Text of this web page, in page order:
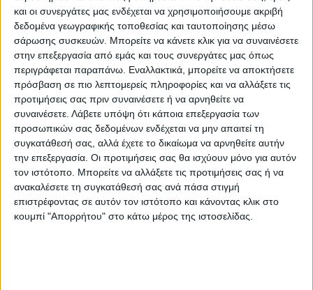
και οι συνεργάτες μας ενδέχεται να χρησιμοποιήσουμε ακριβή
δεδομένα γεωγραφικής τοποθεσίας και ταυτοποίησης μέσω
σάρωσης συσκευών. Μπορείτε να κάνετε κλικ για να συναινέσετε
στην επεξεργασία από εμάς και τους συνεργάτες μας όπως
περιγράφεται παραπάνω. Εναλλακτικά, μπορείτε να αποκτήσετε
πρόσβαση σε πιο λεπτομερείς πληροφορίες και να αλλάξετε τις
προτιμήσεις σας πριν συναινέσετε ή να αρνηθείτε να
συναινέσετε. Λάβετε υπόψη ότι κάποια επεξεργασία των
προσωπικών σας δεδομένων ενδέχεται να μην απαιτεί τη
συγκατάθεσή σας, αλλά έχετε το δικαίωμα να αρνηθείτε αυτήν
την επεξεργασία. Οι προτιμήσεις σας θα ισχύουν μόνο για αυτόν
τον ιστότοπο. Μπορείτε να αλλάξετε τις προτιμήσεις σας ή να
ανακαλέσετε τη συγκατάθεσή σας ανά πάσα στιγμή
επιστρέφοντας σε αυτόν τον ιστότοπο και κάνοντας κλικ στο
κουμπί "Απορρήτου" στο κάτω μέρος της ιστοσελίδας.
ΕΣΥ και τις ΜΕΘ.
Οι ηλικιωμένοι και οι ευάλωτες ομάδες
συστήνουμε να επαναφέρουν στην
καθημερινότητά τους τα προστατευτικά
μέτρα και κυρίως την χρήση μάσκας στα
Μέσα Μαζικής Μεταφοράς (λεωφορεία,
τρένα, αεροπλάνα, πλοία) και στους
κλειστούς χώρους, αποφεύγοντας κατά το
δυνατόν καταστάσεις συνωστισμού.
Ιδιαίτερη προστασία με εμβολιασμό
επιβάλλεται στα παιδιά πριν ξεκινήσουν τα